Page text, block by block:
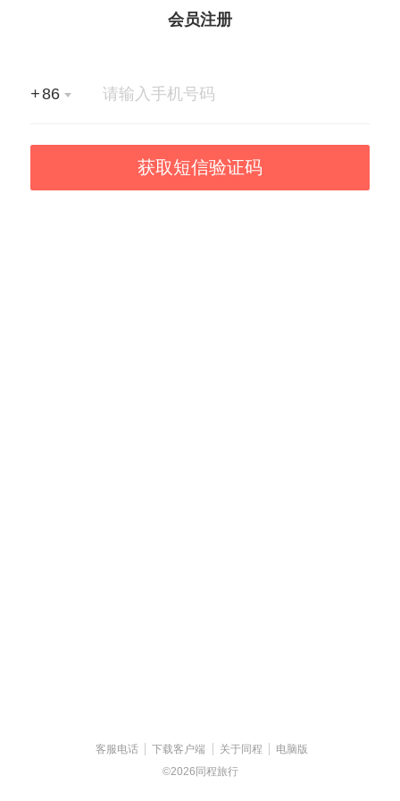
会员注册
+86
获取短信验证码
客服电话 下载客户端 关于同程
电脑版
©2026同程旅行